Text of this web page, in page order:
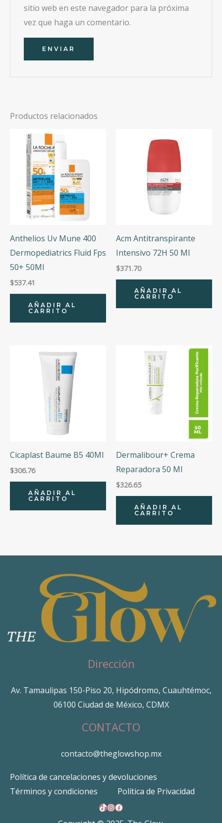
sitio web en este navegador para la próxima
vez que haga un comentario.
Productos relacionados
Anthelios Uv Mune 400
Dermopediatrics Fluid Fps
50+ 50Ml
$537.41
AÑADIR AL
CARRITO
Acm Antitranspirante
Intensivo 72H 50 Ml
$371.70
AÑADIR AL
CARRITO
Cicaplast Baume B5 40Ml
$306.76
AÑADIR AL
CARRITO
Dermalibour+ Crema
Reparadora 50 Ml
$326.65
AÑADIR AL
CARRITO
Dirección
Av. Tamaulipas 150-Piso 20, Hipódromo, Cuauhtémoc,
06100 Ciudad de México, CDMX
CONTACTO
contacto@theglowshop.mx
Política de cancelaciones y devoluciones
Términos y condiciones
Política de Privacidad
TikTok
Instagram
Facebook